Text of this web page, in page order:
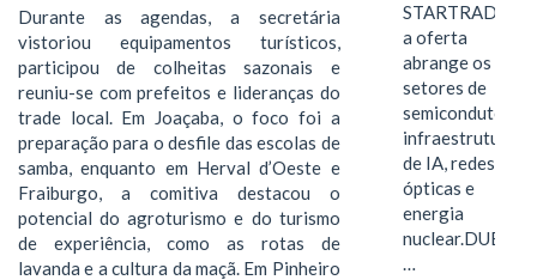
Durante as agendas, a secretária
vistoriou equipamentos turísticos,
participou de colheitas sazonais e
reuniu-se com prefeitos e lideranças do
trade local. Em Joaçaba, o foco foi a
preparação para o desfile das escolas de
samba, enquanto em Herval d’Oeste e
Fraiburgo, a comitiva destacou o
potencial do agroturismo e do turismo
de experiência, como as rotas de
lavanda e a cultura da maçã. Em Pinheiro
STARTRADER,
a oferta
abrange os
setores de
semicondutores,
infraestrutura
de IA, redes
ópticas e
energia
nuclear.DUBAI,
…